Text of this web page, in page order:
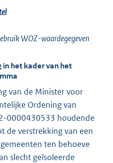
WOZ-waardegegeven
het kader van het
van de Minister voor
Ordening van
0000430533 houdende
de verstrekking van een
ten behoeve
slecht geïsoleerde